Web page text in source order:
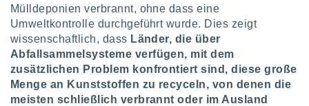
und
oder
um
Mülldeponien verbrannt, ohne dass eine
Umweltkontrolle durchgeführt wurde. Dies zeigt
wissenschaftlich, dass Länder, die über
Abfallsammelsysteme verfügen, mit dem
zusätzlichen Problem konfrontiert sind, diese große
Menge an Kunststoffen zu recyceln, von denen die
meisten schließlich verbrannt oder im Ausland